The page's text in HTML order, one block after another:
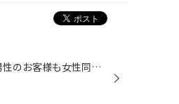
本日は、女性のお客様はメンテナンス品がお安くなります！！ 男性のお客様も女性同伴ならOK！！ そして レディースデイ限定企画として、 商品をご購入いただいた女性のお客様に粗品をプレゼント！！ 普段、お車のメンテナンスをされていない 女性の方がいらっしゃいましたら、 是非ご来店ください！...